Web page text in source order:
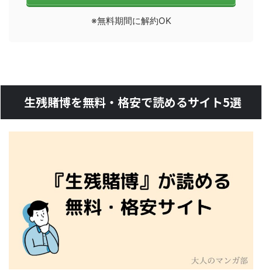
※無料期間に解約OK
生残賭博を無料・格安で読めるサイト5選